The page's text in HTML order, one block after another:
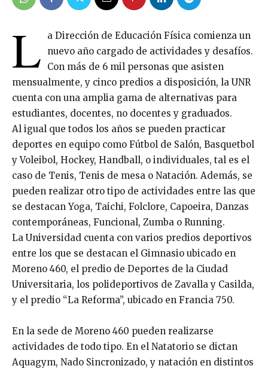
L
a Dirección de Educación Física comienza un
nuevo año cargado de actividades y desafíos.
Con más de 6 mil personas que asisten
mensualmente, y cinco predios a disposición, la UNR
cuenta con una amplia gama de alternativas para
estudiantes, docentes, no docentes y graduados.
Al igual que todos los años se pueden practicar
deportes en equipo como Fútbol de Salón, Basquetbol
y Voleibol, Hockey, Handball, o individuales, tal es el
caso de Tenis, Tenis de mesa o Natación. Además, se
pueden realizar otro tipo de actividades entre las que
se destacan Yoga, Taichi, Folclore, Capoeira, Danzas
contemporáneas, Funcional, Zumba o Running.
La Universidad cuenta con varios predios deportivos
entre los que se destacan el Gimnasio ubicado en
Moreno 460, el predio de Deportes de la Ciudad
Universitaria, los polideportivos de Zavalla y Casilda,
y el predio “La Reforma”, ubicado en Francia 750.
En la sede de Moreno 460 pueden realizarse
actividades de todo tipo. En el Natatorio se dictan
Aquagym, Nado Sincronizado, y natación en distintos